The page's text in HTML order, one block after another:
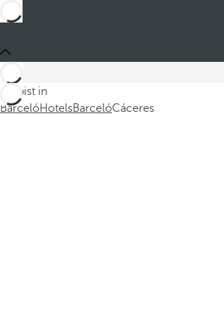
Du bist in
BarcelóHotelsBarcelóCáceres